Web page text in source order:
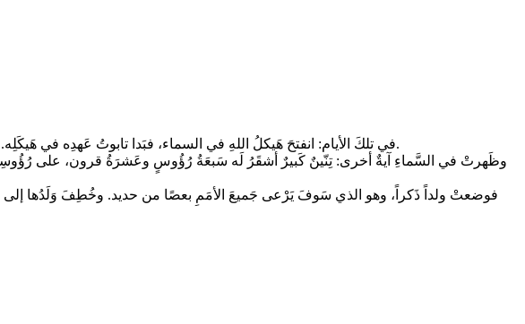
في تلكَ الأيام: انفتحَ هَيكلُ اللهِ في السماء، فبَدا تابوتُ عَهدِه في هَيكَلِه. ثمّ ظهرتْ آيةٌ عَظيمَةٌ في السماء: امرأةٌ ملتحفةٌ بالشمس، والقمرُ تحتَ قَدَميها، وعلى رأسِها إكليلٌ منِ اثني عَشرَ كَوكَباً.
وظَهرتْ في السَّماءِ آيةٌ أخرى: تِنّينٌ كَبيرٌ أشقَرُ لَه سَبعَةُ رُؤُوسٍ وعَشرَةُ قرون، على رُؤُوسِه
فوضعتْ ولداً ذَكراً، وهو الذي سَوفَ يَرْعى جَميعَ الأمَمِ بعصًا من حديد. وخُطِفَ وَلَدُها إلى